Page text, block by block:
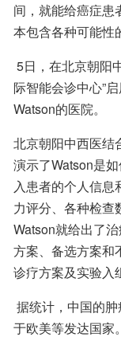
间，就能给癌症患
本包含各种可能性
际智能会诊中心”
Watson的医院。
北京朝阳中西医结
演示了Watson是
入患者的个人信
力评分、各种检查
Watson就给出了
方案、备选方案和
诊疗方案及实验入
于欧美等发达国家。